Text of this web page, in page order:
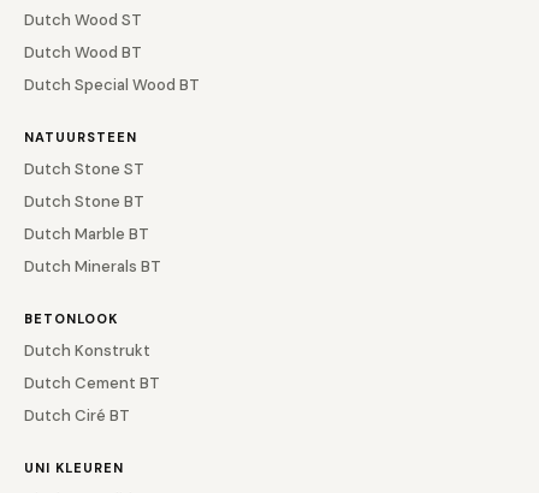
Dutch Wood ST
Dutch Wood BT
Dutch Special Wood BT
NATUURSTEEN
Dutch Stone ST
Dutch Stone BT
Dutch Marble BT
Dutch Minerals BT
BETONLOOK
Dutch Konstrukt
Dutch Cement BT
Dutch Ciré BT
UNI KLEUREN